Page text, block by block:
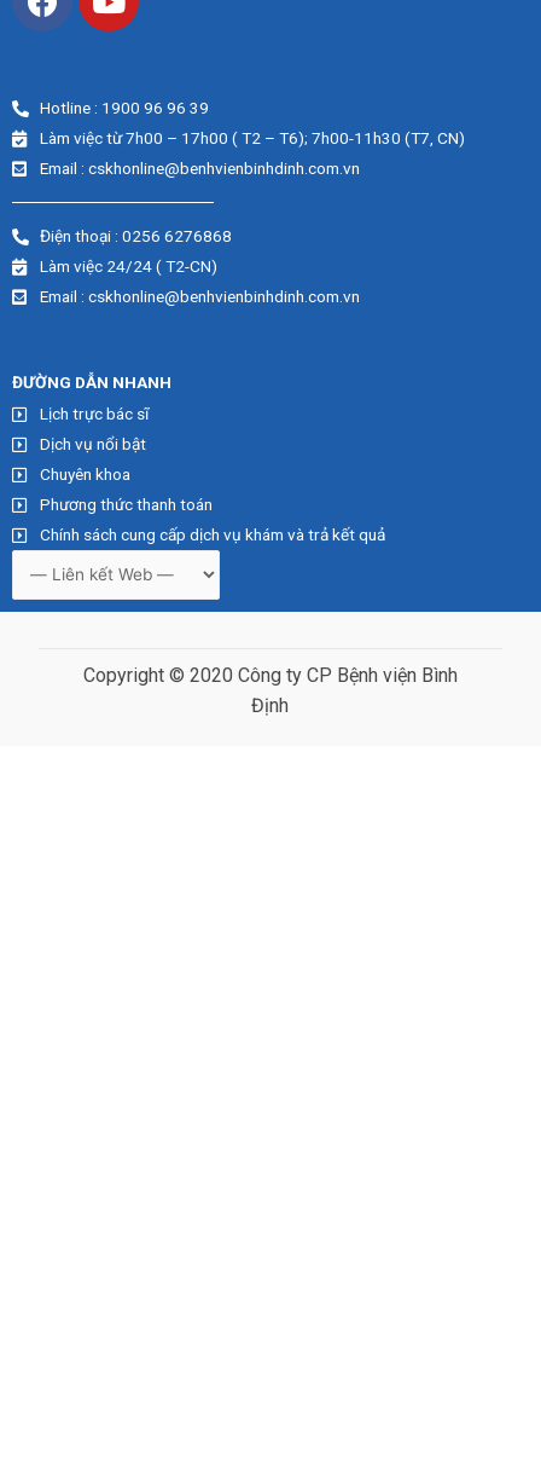
Hotline : 1900 96 96 39
Làm việc từ 7h00 – 17h00 ( T2 – T6); 7h00-11h30 (T7, CN)
Email : cskhonline@benhvienbinhdinh.com.vn
Điện thoại : 0256 6276868
Làm việc 24/24 ( T2-CN)
Email : cskhonline@benhvienbinhdinh.com.vn
ĐƯỜNG DẪN NHANH
Lịch trực bác sĩ
Dịch vụ nổi bật
Chuyên khoa
Phương thức thanh toán
Chính sách cung cấp dịch vụ khám và trả kết quả
Copyright © 2020 Công ty CP Bệnh viện Bình
Định